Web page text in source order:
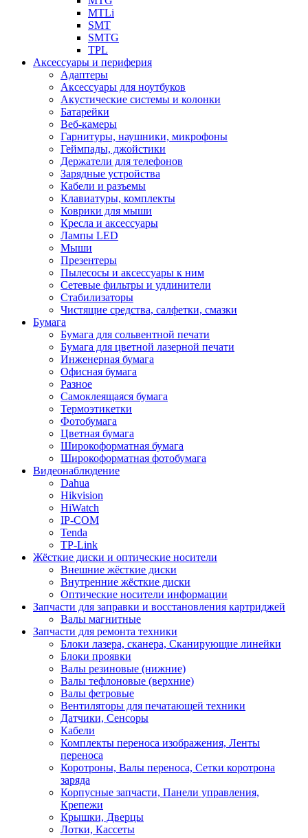
MTLi
SMT
SMTG
TPL
Аксессуары и периферия
Адаптеры
Аксессуары для ноутбуков
Акустические системы и колонки
Батарейки
Веб-камеры
Гарнитуры, наушники, микрофоны
Геймпады, джойстики
Держатели для телефонов
Зарядные устройства
Кабели и разъемы
Клавиатуры, комплекты
Коврики для мыши
Кресла и аксессуары
Лампы LED
Мыши
Презентеры
Пылесосы и аксессуары к ним
Сетевые фильтры и удлинители
Стабилизаторы
Чистящие средства, салфетки, смазки
Бумага
Бумага для сольвентной печати
Бумага для цветной лазерной печати
Инженерная бумага
Офисная бумага
Разное
Самоклеящаяся бумага
Термоэтикетки
Фотобумага
Цветная бумага
Широкоформатная бумага
Широкоформатная фотобумага
Видеонаблюдение
Dahua
Hikvision
HiWatch
IP-COM
Tenda
TP-Link
Жёсткие диски и оптические носители
Внешние жёсткие диски
Внутренние жёсткие диски
Оптические носители информации
Запчасти для заправки и восстановления картриджей
Валы магнитные
Запчасти для ремонта техники
Блоки лазера, сканера, Сканирующие линейки
Блоки проявки
Валы резиновые (нижние)
Валы тефлоновые (верхние)
Валы фетровые
Вентиляторы для печатающей техники
Датчики, Сенсоры
Кабели
Комплекты переноса изображения, Ленты
переноса
Коротроны, Валы переноса, Сетки коротрона
заряда
Корпусные запчасти, Панели управления,
Крепежи
Крышки, Дверцы
Лотки, Кассеты